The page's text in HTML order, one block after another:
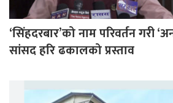
‘सिंहदरबार’को नाम परिवर्तन गरी
सांसद हरि ढकालको प्रस्ताव